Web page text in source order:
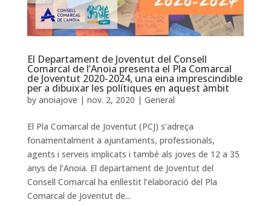
El Departament de Joventut del Consell
Comarcal de l’Anoia presenta el Pla Comarcal
de Joventut 2020-2024, una eina imprescindible
per a dibuixar les polítiques en aquest àmbit
by anoiajove | nov. 2, 2020 | General
El Pla Comarcal de Joventut (PCJ) s’adreça
fonamentalment a ajuntaments, professionals,
agents i serveis implicats i també als joves de 12 a 35
anys de l’Anoia. El departament de Joventut del
Consell Comarcal ha enllestit l’elaboració del Pla
Comarcal de Joventut de...